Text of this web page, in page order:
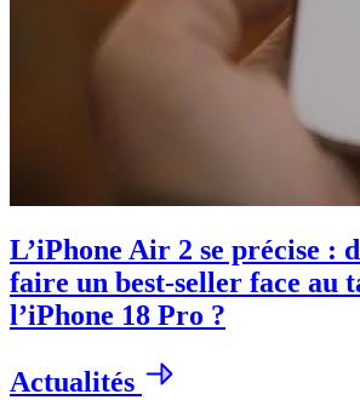
L’iPhone Air 2 se précise :
faire un best-seller face au
l’iPhone 18 Pro ?
Actualités